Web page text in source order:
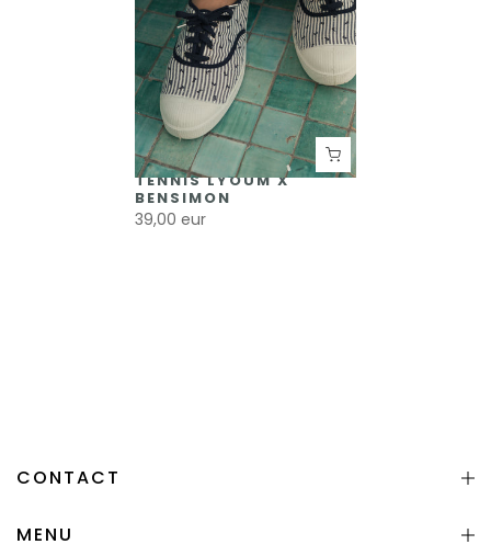
TENNIS LYOUM X
BENSIMON
39,00 eur
CONTACT
MENU